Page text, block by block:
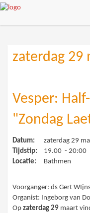
zaterdag 29
Vesper:
"Zondag
Datum:
zaterdag 29
Tijdstip:
19.00 - 20:00
Locatie:
Bathmen
Voorganger: ds Gert
Organist: Ingeborg van
Opzaterdag 29 maart